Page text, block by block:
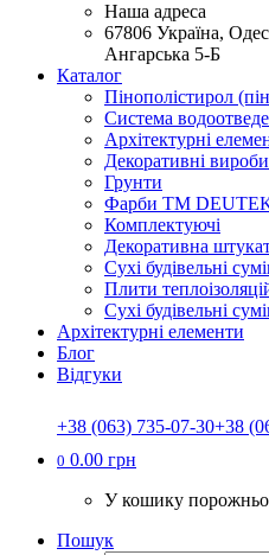
Наша адреса
67806 Україна,
Ангарська 5-Б
Каталог
Пінополістирол
Система
Архітектурні
Декоративні
Грунти
Фарби ТМ
Комплектуючі
Декоративна
Сухі будівельні
Плити
Сухі будівельні
Архітектурні елементи
Блог
Відгуки
+38 (063) 735-07-30+38
0 0.00 грн
У кошику
Пошук